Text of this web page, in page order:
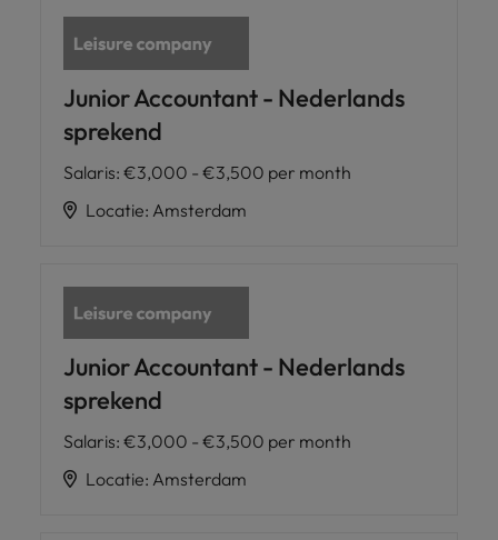
Junior Accountant - Nederlands
sprekend
Salaris: €3,000 - €3,500 per month
Locatie: Amsterdam
Junior Accountant - Nederlands
sprekend
Salaris: €3,000 - €3,500 per month
Locatie: Amsterdam